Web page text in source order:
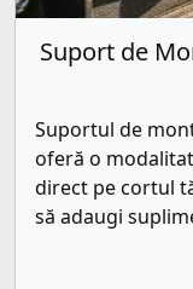
Suport de
Suportul de
oferă o
direct pe cortul
să adaugi